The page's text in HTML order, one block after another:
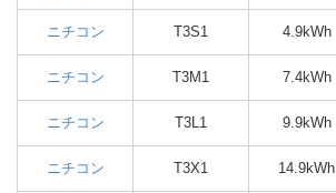
ニチコン T3S1 4.9kWh
ニチコン T3M1 7.4kWh
ニチコン T3L1 9.9kWh
ニチコン T3X1 14.9kWh